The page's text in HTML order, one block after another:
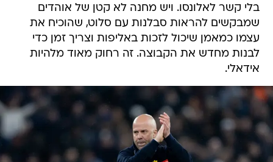
בלי קשר לאלונסו. ויש מחנה לא קטן של אוהדים
שמבקשים להראות סבלנות עם סלוט, שהוכיח את
עצמו כמאמן שיכול לזכות באליפות וצריך זמן כדי
לבנות מחדש את הקבוצה. זה רחוק מאוד מלהיות
אידאלי.